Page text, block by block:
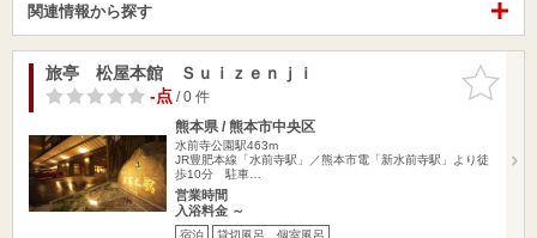
関連情報から探す
お気に入
りに追加
旅亭 松屋本館 Ｓｕｉｚｅｎｊｉ
-点/ 0 件
熊本県 / 熊本市中央区
水前寺公園駅463m
JR豊肥本線「水前寺駅」／熊本市電「新水前寺駅」より徒
歩10分 駐車…
営業時間
入浴料金 ～
宿泊 貸切風呂、個室風呂